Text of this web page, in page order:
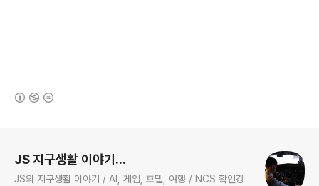
JS 지구생활 이야기...
JS의 지구생활 이야기 / AI, 게임, 호텔, 여행 / NCS 확인강